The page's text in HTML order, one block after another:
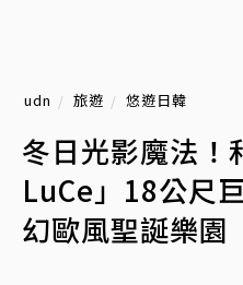
udn 旅遊 悠遊日韓
冬日光影魔法！
LuCe」18公尺
幻歐風聖誕樂園